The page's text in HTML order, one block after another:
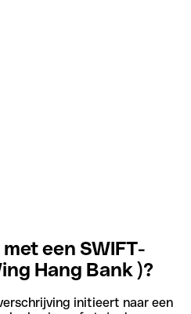
een SWIFT-
Hang Bank )?
initieert naar een